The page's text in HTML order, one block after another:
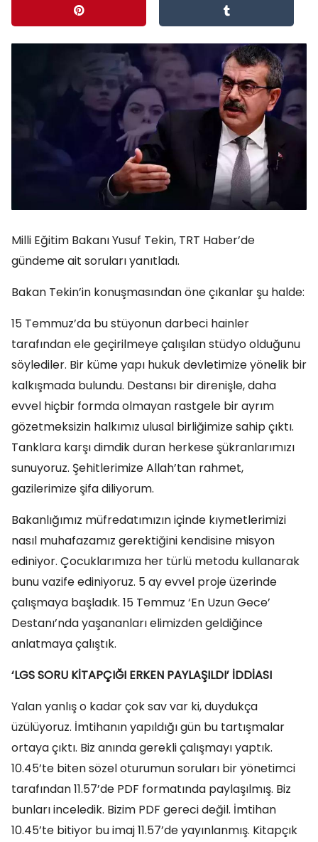
Milli Eğitim Bakanı Yusuf Tekin, TRT Haber’de
gündeme ait soruları yanıtladı.
Bakan Tekin’in konuşmasından öne çıkanlar şu halde:
15 Temmuz’da bu stüyonun darbeci hainler
tarafından ele geçirilmeye çalışılan stüdyo olduğunu
söylediler. Bir küme yapı hukuk devletimize yönelik bir
kalkışmada bulundu. Destansı bir direnişle, daha
evvel hiçbir formda olmayan rastgele bir ayrım
gözetmeksizin halkımız ulusal birliğimize sahip çıktı.
Tanklara karşı dimdik duran herkese şükranlarımızı
sunuyoruz. Şehitlerimize Allah’tan rahmet,
gazilerimize şifa diliyorum.
Bakanlığımız müfredatımızın içinde kıymetlerimizi
nasıl muhafazamız gerektiğini kendisine misyon
ediniyor. Çocuklarımıza her türlü metodu kullanarak
bunu vazife ediniyoruz. 5 ay evvel proje üzerinde
çalışmaya başladık. 15 Temmuz ‘En Uzun Gece’
Destanı’nda yaşananları elimizden geldiğince
anlatmaya çalıştık.
‘LGS SORU KİTAPÇIĞI ERKEN PAYLAŞILDI’ İDDİASI
Yalan yanlış o kadar çok sav var ki, duydukça
üzülüyoruz. İmtihanın yapıldığı gün bu tartışmalar
ortaya çıktı. Biz anında gerekli çalışmayı yaptık.
10.45’te biten sözel oturumun soruları bir yönetimci
tarafından 11.57’de PDF formatında paylaşılmış. Biz
bunları inceledik. Bizim PDF gereci değil. İmtihan
10.45’te bitiyor bu imaj 11.57’de yayınlanmış. Kitapçık